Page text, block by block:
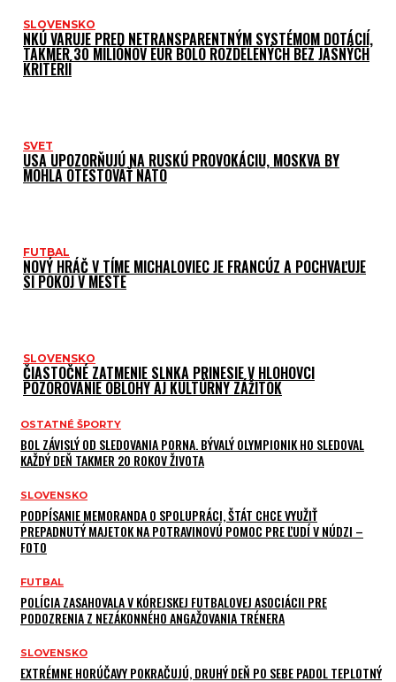
SLOVENSKO
NKÚ VARUJE PRED NETRANSPARENTNÝM SYSTÉMOM DOTÁCIÍ,
TAKMER 30 MILIÓNOV EUR BOLO ROZDELENÝCH BEZ JASNÝCH
KRITÉRIÍ
SVET
USA UPOZORŇUJÚ NA RUSKÚ PROVOKÁCIU, MOSKVA BY
MOHLA OTESTOVAŤ NATO
FUTBAL
NOVÝ HRÁČ V TÍME MICHALOVIEC JE FRANCÚZ A POCHVAĽUJE
SI POKOJ V MESTE
SLOVENSKO
ČIASTOČNÉ ZATMENIE SLNKA PRINESIE V HLOHOVCI
POZOROVANIE OBLOHY AJ KULTÚRNY ZÁŽITOK
OSTATNÉ ŠPORTY
BOL ZÁVISLÝ OD SLEDOVANIA PORNA. BÝVALÝ OLYMPIONIK HO SLEDOVAL
KAŽDÝ DEŇ TAKMER 20 ROKOV ŽIVOTA
SLOVENSKO
PODPÍSANIE MEMORANDA O SPOLUPRÁCI, ŠTÁT CHCE VYUŽIŤ
PREPADNUTÝ MAJETOK NA POTRAVINOVÚ POMOC PRE ĽUDÍ V NÚDZI –
FOTO
FUTBAL
POLÍCIA ZASAHOVALA V KÓREJSKEJ FUTBALOVEJ ASOCIÁCII PRE
PODOZRENIA Z NEZÁKONNÉHO ANGAŽOVANIA TRÉNERA
SLOVENSKO
EXTRÉMNE HORÚČAVY POKRAČUJÚ, DRUHÝ DEŇ PO SEBE PADOL TEPLOTNÝ